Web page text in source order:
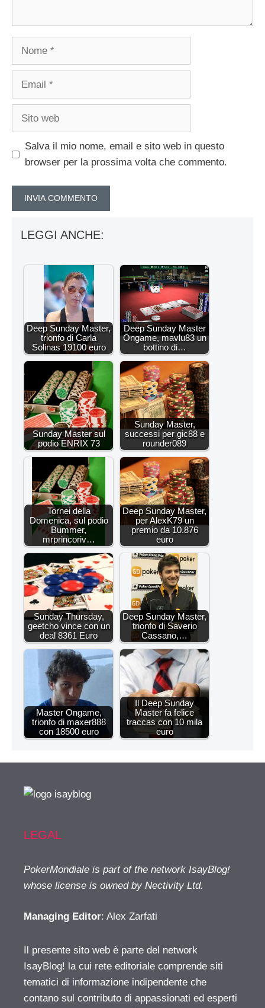
Nome
Email
Sito
Salva il mio nome, email e sito web in questo
browser per la prossima volta che commento.
LEGGI ANCHE:
Deep Sunday Master,
trionfo di Carla
Solinas 19100 euro
Deep Sunday Master
Ongame, mavlu83 un
bottino di…
Sunday Master sul
podio ENRIX 73
Sunday Master,
successi per gic88 e
rounder089
Tornei della
Domenica, sul podio
Bummer,
mrprincoriv…
Deep Sunday Master,
per AlexK79 un
premio da 10.876
euro
Sunday Thursday,
geetcho vince con un
deal 8361 Euro
Deep Sunday Master,
trionfo di Saverio
Cassano,…
Master Ongame,
trionfo di maxer888
con 18500 euro
Il Deep Sunday
Master fa felice
traccas con 10 mila
euro
LEGAL
PokerMondiale is part of the network IsayBlog!
whose license is owned by Nectivity Ltd.
Managing Editor: Alex Zarfati
Il presente sito web è parte del network
IsayBlog! la cui rete editoriale comprende siti
tematici di informazione indipendente che
contano sul contributo di appassionati ed esperti